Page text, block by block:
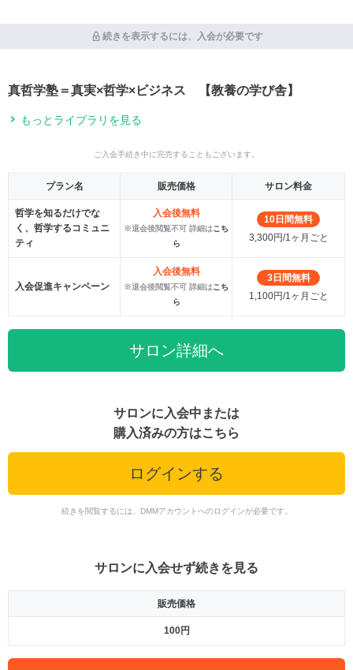
続きを表示するには、入会が必要です
真哲学塾＝真実×哲学×ビジネス 【教養の学び舎】
もっとライブラリを見る
ご入会手続き中に完売することもございます。
プラン名 販売価格 サロン料金
哲学を知るだけでな
く、哲学するコミュニ
ティ
入会後無料
※退会後閲覧不可 詳細はこち
ら
10日間無料
3,300円/1ヶ月ごと
入会促進キャンペーン
入会後無料
※退会後閲覧不可 詳細はこち
ら
3日間無料
1,100円/1ヶ月ごと
サロン詳細へ
サロンに入会中または
購入済みの方はこちら
ログインする
続きを閲覧するには、DMMアカウントへのログインが必要です。
サロンに入会せず続きを見る
販売価格
100円